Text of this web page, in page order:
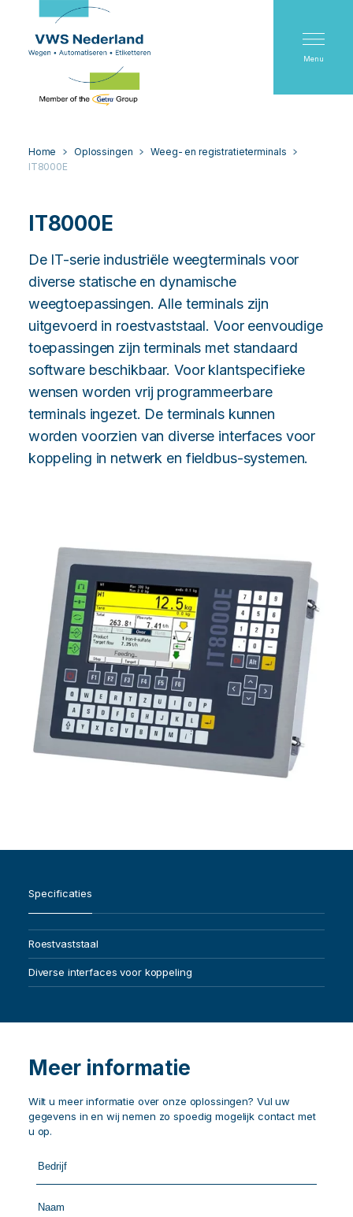
Menu
Home Oplossingen
Weeg- en registratieterminals
IT8000E
IT8000E
De IT-serie industriële weegterminals voor
diverse statische en dynamische
weegtoepassingen. Alle terminals zijn
uitgevoerd in roestvaststaal. Voor eenvoudige
toepassingen zijn terminals met standaard
software beschikbaar. Voor klantspecifieke
wensen worden vrij programmeerbare
terminals ingezet. De terminals kunnen
worden voorzien van diverse interfaces voor
koppeling in netwerk en fieldbus-systemen.
Specificaties
Roestvaststaal
Diverse interfaces voor koppeling
Meer informatie
Wilt u meer informatie over onze oplossingen? Vul uw
gegevens in en wij nemen zo spoedig mogelijk contact met
u op.
Call
me
by